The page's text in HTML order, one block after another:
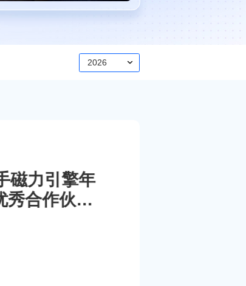
2026
磁力引擎年
秀合作伙